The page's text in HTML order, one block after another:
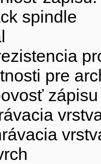
spindle
pre